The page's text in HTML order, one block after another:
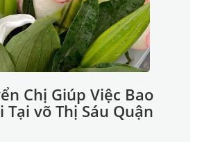
Chị Giúp Việc Bao
Tại võ Thị Sáu Quận